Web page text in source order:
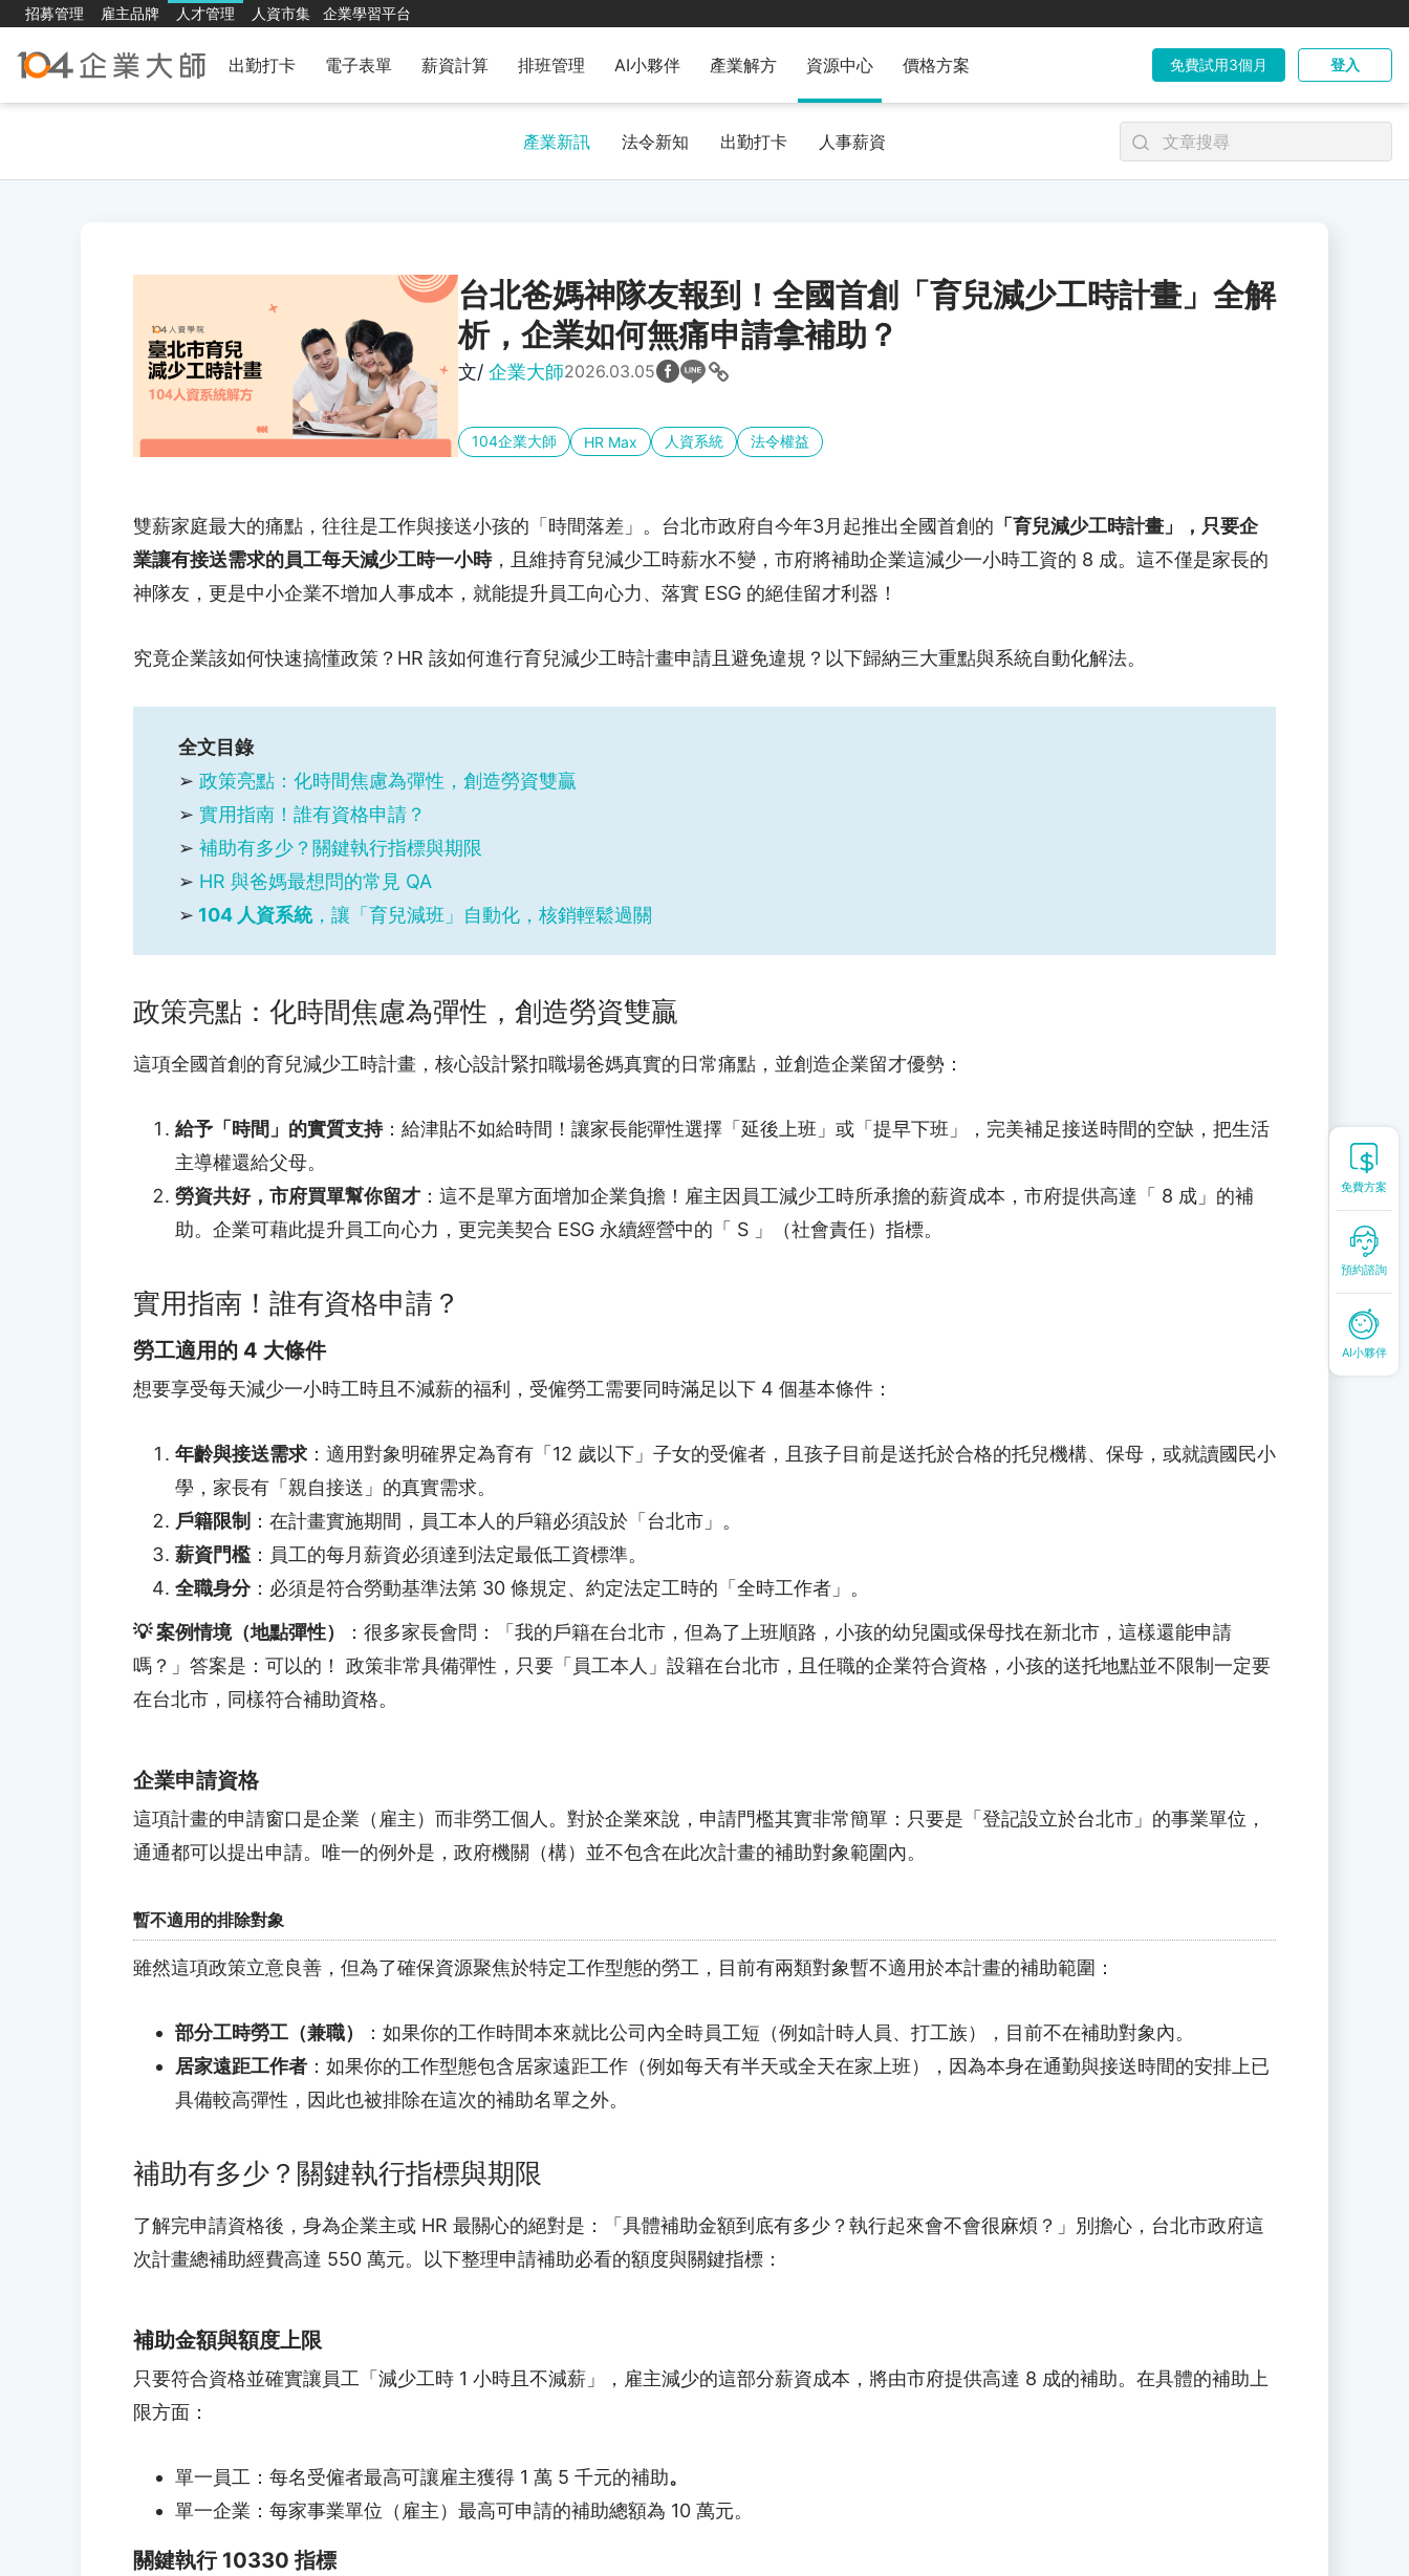
招募管理 雇主品牌 人才管理 人資市集 企業學習平台
出勤打卡 電子表單 薪資計算 排班管理 AI小夥伴 產業解方 資源中心 價格方案 免費試用3個月 登入
免費方案
預約諮詢
AI小夥伴
產業新訊 法令新知 出勤打卡 人事薪資
台北爸媽神隊友報到！全國首創「育兒減少工時計畫」全解
析，企業如何無痛申請拿補助？
文/ 企業大師2026.03.05
104企業大師 HR Max 人資系統 法令權益
雙薪家庭最大的痛點，往往是工作與接送小孩的「時間落差」。台北市政府自今年3月起推出全國首創的 「育兒減少工時計畫」，只要企
業讓有接送需求的員工每天減少工時一小時，且維持育兒減少工時薪水不變，市府將補助企業這減少一小時工資的 8 成。這不僅是家長的
神隊友，更是中小企業不增加人事成本，就能提升員工向心力、落實 ESG 的絕佳留才利器！
究竟企業該如何快速搞懂政策？HR 該如何進行育兒減少工時計畫申請且避免違規？以下歸納三大重點與系統自動化解法。
全文目錄
➢ 政策亮點：化時間焦慮為彈性，創造勞資雙贏
➢ 實用指南！誰有資格申請？
➢ 補助有多少？關鍵執行指標與期限
➢ HR 與爸媽最想問的常見 QA
➢ 104 人資系統，讓「育兒減班」自動化，核銷輕鬆過關
政策亮點：化時間焦慮為彈性，創造勞資雙贏
這項全國首創的育兒減少工時計畫，核心設計緊扣職場爸媽真實的日常痛點，並創造企業留才優勢：
給予「時間」的實質支持：給津貼不如給時間！讓家長能彈性選擇「延後上班」或「提早下班」，完美補足接送時間的空缺，把生活
主導權還給父母。
勞資共好，市府買單幫你留才 ：這不是單方面增加企業負擔！雇主因員工減少工時所承擔的薪資成本，市府提供高達「 8 成」的補
助。企業可藉此提升員工向心力，更完美契合 ESG 永續經營中的「 S 」（社會責任）指標。
實用指南！誰有資格申請？
勞工適用的 4 大條件
想要享受每天減少一小時工時且不減薪的福利，受僱勞工需要同時滿足以下 4 個基本條件：
年齡與接送需求 ：適用對象明確界定為育有「12 歲以下」子女的受僱者，且孩子目前是送托於合格的托兒機構、保母，或就讀國民小
學，家長有「親自接送」的真實需求。
戶籍限制 ：在計畫實施期間，員工本人的戶籍必須設於「台北市」。
薪資門檻 ：員工的每月薪資必須達到法定最低工資標準。
全職身分：必須是符合勞動基準法第 30 條規定、約定法定工時的「全時工作者」。
💡 案例情境（地點彈性）
：很多家長會問：「我的戶籍在台北市，但為了上班順路，小孩的幼兒園或保母找在新北市，這樣還能申請
嗎？」答案是：可以的！ 政策非常具備彈性，只要「員工本人」設籍在台北市，且任職的企業符合資格，小孩的送托地點並不限制一定要
在台北市，同樣符合補助資格。
企業申請資格
這項計畫的申請窗口是企業（雇主）而非勞工個人。對於企業來說，申請門檻其實非常簡單：只要是「登記設立於台北市」的事業單位，
通通都可以提出申請。唯一的例外是，政府機關（構）並不包含在此次計畫的補助對象範圍內。
暫不適用的排除對象
雖然這項政策立意良善，但為了確保資源聚焦於特定工作型態的勞工，目前有兩類對象暫不適用於本計畫的補助範圍：
部分工時勞工（兼職）
：如果你的工作時間本來就比公司內全時員工短（例如計時人員、打工族），目前不在補助對象內。
居家遠距工作者 ：如果你的工作型態包含居家遠距工作（例如每天有半天或全天在家上班），因為本身在通勤與接送時間的安排上已
具備較高彈性，因此也被排除在這次的補助名單之外。
補助有多少？關鍵執行指標與期限
了解完申請資格後，身為企業主或 HR 最關心的絕對是：「具體補助金額到底有多少？執行起來會不會很麻煩？」別擔心，台北市政府這
次計畫總補助經費高達 550 萬元。以下整理申請補助必看的額度與關鍵指標：
補助金額與額度上限
只要符合資格並確實讓員工「減少工時 1 小時且不減薪」，雇主減少的這部分薪資成本，將由市府提供高達 8 成的補助。在具體的補助上
限方面：
單一員工：每名受僱者最高可讓雇主獲得 1 萬 5 千元的補助。
單一企業：每家事業單位（雇主）最高可申請的補助總額為 10 萬元。
關鍵執行 10330 指標